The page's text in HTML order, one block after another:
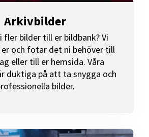
Arkivbilder
fler bilder till er bildbank? Vi
och fotar det ni behöver till
eller till er hemsida. Våra
duktiga på att ta snygga och
bilder.